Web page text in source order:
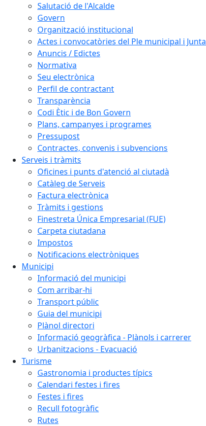
Salutació de l'Alcalde
Govern
Organització institucional
Actes i convocatòries del Ple municipal i
Anuncis / Edictes
Normativa
Seu electrònica
Perfil de contractant
Transparència
Codi Ètic i de Bon Govern
Plans, campanyes i programes
Pressupost
Contractes, convenis i subvencions
Serveis i tràmits
Oficines i punts d'atenció al ciutadà
Catàleg de Serveis
Factura electrònica
Tràmits i gestions
Finestreta Única Empresarial (FUE)
Carpeta ciutadana
Impostos
Notificacions electròniques
Municipi
Informació del municipi
Com arribar-hi
Transport públic
Guia del municipi
Plànol directori
Informació geogràfica - Plànols i carrerer
Urbanitzacions - Evacuació
Turisme
Gastronomia i productes típics
Calendari festes i fires
Festes i fires
Recull fotogràfic
Rutes